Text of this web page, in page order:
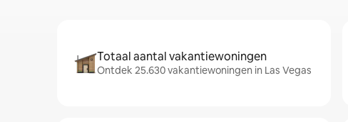
Totaal aantal vakantiewoningen
Ontdek 25.630 vakantiewoningen in Las Vegas